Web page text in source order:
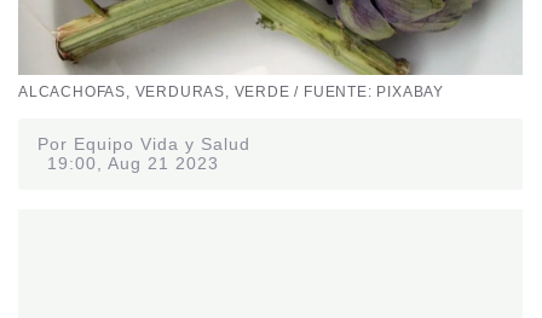
ALCACHOFAS, VERDURAS, VERDE / FUENTE: PIXABAY
Por Equipo Vida y Salud
19:00, Aug 21 2023